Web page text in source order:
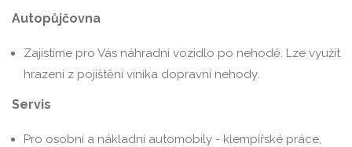
Autopůjčovna
Zajistíme pro Vás náhradní vozidlo po nehodě. Lze využít
hrazení z pojištění viníka dopravní nehody.
Servis
Pro osobní a nákladní automobily - klempířské práce,